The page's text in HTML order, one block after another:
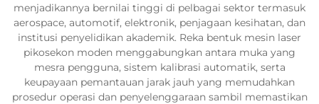
menjadikannya bernilai tinggi di pelbagai sektor termasuk
aerospace, automotif, elektronik, penjagaan kesihatan, dan
institusi penyelidikan akademik. Reka bentuk mesin laser
pikosekon moden menggabungkan antara muka yang
mesra pengguna, sistem kalibrasi automatik, serta
keupayaan pemantauan jarak jauh yang memudahkan
prosedur operasi dan penyelenggaraan sambil memastikan